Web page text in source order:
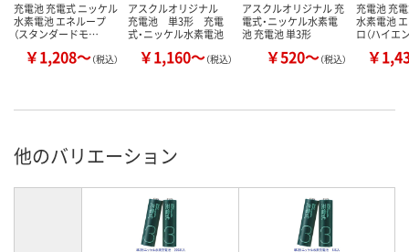
充電池 充電式 ニッケル
水素電池 エネループ
（スタンダードモ…
￥1,208～（税込）
アスクルオリジナル
充電池 単3形 充電
式・ニッケル水素電池
￥1,160～（税込）
アスクルオリジナル 充
電式・ニッケル水素電
池 充電池 単3形
￥520～（税込）
充電池 充
水素電池
ロ（ハイエ
￥
他のバリエーション